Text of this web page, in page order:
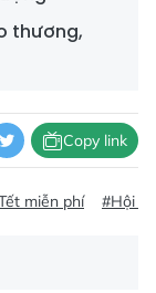
thương,
Copy link
miễn phí #Hội